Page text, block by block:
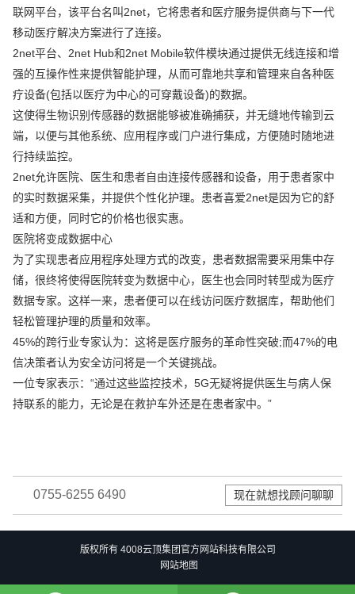
联网平台，该平台名叫2net，它将患者和医疗服务提供商与下一代
移动医疗解决方案进行了连接。
2net平台、2net Hub和2net Mobile软件模块通过提供无线连接和增
强的互操作性来提供智能护理，从而可靠地共享和管理来自各种医
疗设备(包括以医疗为中心的可穿戴设备)的数据。
这使得生物识别传感器的数据能够被准确捕获，并无缝地传输到云
端，以便与其他系统、应用程序或门户进行集成，方便随时随地进
行持续监控。
2net允许医院、医生和患者自由连接传感器和设备，用于患者家中
的实时数据采集，并提供个性化护理。患者喜爱2net是因为它的舒
适和方便，同时它的价格也很实惠。
医院将变成数据中心
为了实现患者应用程序处理方式的改变，患者数据需要采用集中存
储，很终将使得医院转变为数据中心，医生也会同时转型成为医疗
数据专家。这样一来，患者便可以在线访问医疗数据库，帮助他们
轻松管理护理的质量和效率。
45%的跨行业专家认为：这将是医疗服务的革命性突破;而47%的电
信决策者认为安全访问将是一个关键挑战。
一位专家表示：“通过这些监控技术，5G无疑将提供医生与病人保
持联系的能力，无论是在救护车外还是在患者家中。”
0755-6255 6490 现在就想找顾问聊聊
版权所有 4008云顶集团官方网站科技有限公司
网站地图